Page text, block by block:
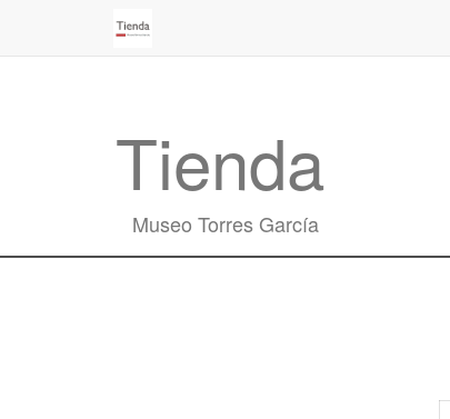
Tienda
Museo Torres García